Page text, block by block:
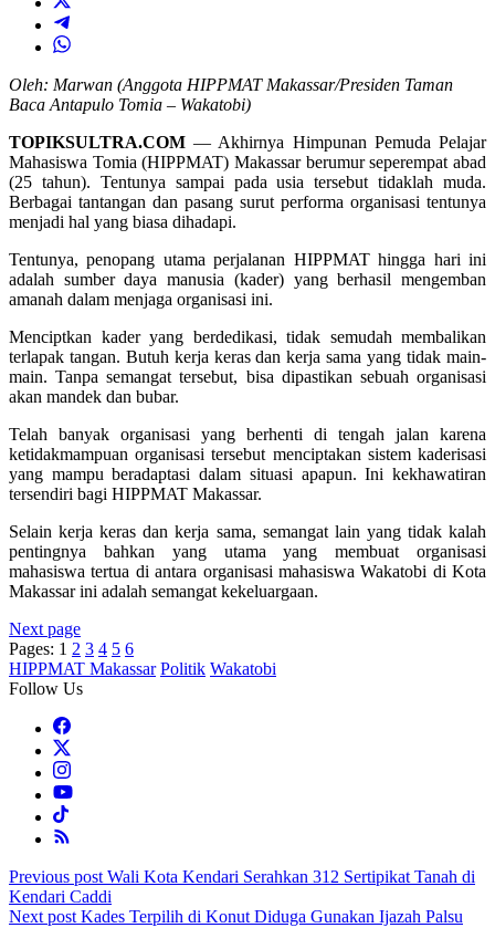
Oleh: Marwan (Anggota HIPPMAT Makassar/Presiden Taman
Baca Antapulo Tomia – Wakatobi)
TOPIKSULTRA.COM — Akhirnya Himpunan Pemuda Pelajar
Mahasiswa Tomia (HIPPMAT) Makassar berumur seperempat abad
(25 tahun). Tentunya sampai pada usia tersebut tidaklah muda.
Berbagai tantangan dan pasang surut performa organisasi tentunya
menjadi hal yang biasa dihadapi.
Tentunya, penopang utama perjalanan HIPPMAT hingga hari ini
adalah sumber daya manusia (kader) yang berhasil mengemban
amanah dalam menjaga organisasi ini.
Menciptkan kader yang berdedikasi, tidak semudah membalikan
terlapak tangan. Butuh kerja keras dan kerja sama yang tidak main-
main. Tanpa semangat tersebut, bisa dipastikan sebuah organisasi
akan mandek dan bubar.
Telah banyak organisasi yang berhenti di tengah jalan karena
ketidakmampuan organisasi tersebut menciptakan sistem kaderisasi
yang mampu beradaptasi dalam situasi apapun. Ini kekhawatiran
tersendiri bagi HIPPMAT Makassar.
Selain kerja keras dan kerja sama, semangat lain yang tidak kalah
pentingnya bahkan yang utama yang membuat organisasi
mahasiswa tertua di antara organisasi mahasiswa Wakatobi di Kota
Makassar ini adalah semangat kekeluargaan.
Next page
Pages: 1 2 3 4 5 6
HIPPMAT Makassar Politik Wakatobi
Follow Us
Post
navigation
Previous post Wali Kota Kendari Serahkan 312 Sertipikat Tanah di
Kendari Caddi
Next post Kades Terpilih di Konut Diduga Gunakan Ijazah Palsu